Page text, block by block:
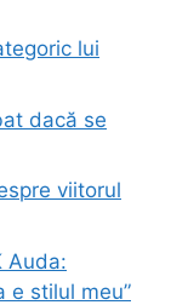
lui
dacă se
viitorul
Auda:
e stilul meu”